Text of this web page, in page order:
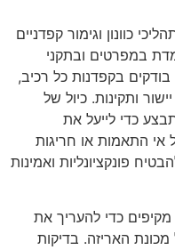
כוונון וגימור קפדניים
במפרטים ובתקני
בקפדנות כל רכיב,
יישור ותקינות. כיול של
כדי לייעל את
אי התאמות או חריגות
פונקציונליות ואמינות
כדי להעריך את
מכונת האריזה. בדיקות